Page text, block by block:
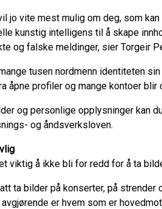
jo vite mest mulig om deg, som
kunstig intelligens til å skape
og falske meldinger, sier Torgeir
tusen nordmenn identiteten
åpne profiler og mange kontoer blir
og personlige opplysninger kan
og åndsverksloven.
viktig å ikke bli for redd for å ta
ta bilder på konserter, på
er hvem som er